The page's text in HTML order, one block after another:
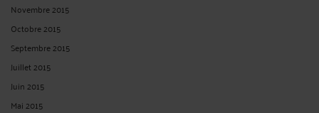
Novembre 2015
Octobre 2015
Septembre 2015
Juillet 2015
Juin 2015
Mai 2015